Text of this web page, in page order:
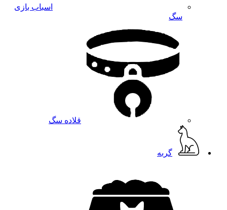
اسباب بازی
سگ
قلاده سگ
گربه